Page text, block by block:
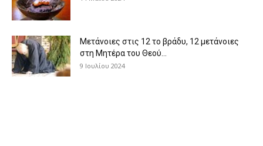
Μετάνοιες στις 12 το βράδυ, 12 μετάνοιες
στη Μητέρα του Θεού...
9 Ιουλίου 2024